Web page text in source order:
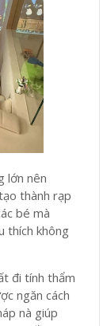
lớn nên
thành rạp
bé mà
thích không
đi tính thẩm
ngăn cách
nà giúp